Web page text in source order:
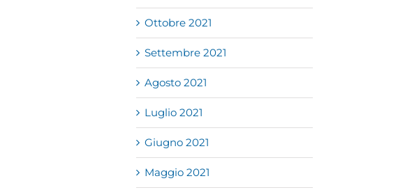
Ottobre 2021
Settembre 2021
Agosto 2021
Luglio 2021
Giugno 2021
Maggio 2021